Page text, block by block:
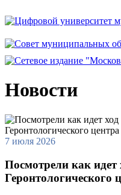
Новости
7 июля 2026
Посмотрели как идет
Геронтологического